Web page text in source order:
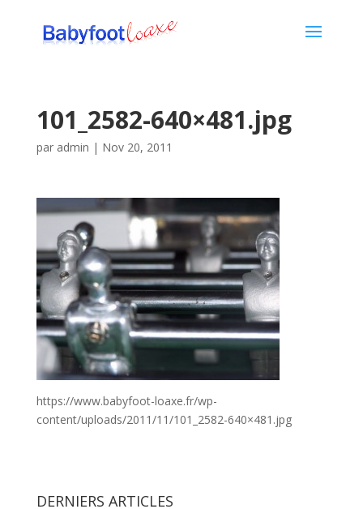
101_2582-640×481.jpg
par admin | Nov 20, 2011
https://www.babyfoot-loaxe.fr/wp-
content/uploads/2011/11/101_2582-640×481.jpg
DERNIERS ARTICLES